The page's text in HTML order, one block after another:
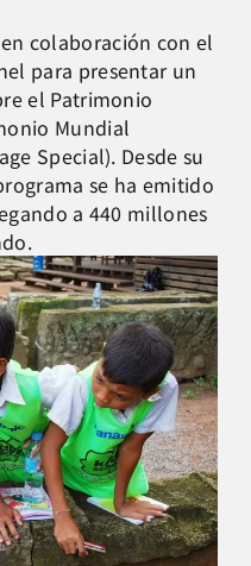
colaboración con el
para presentar un
el Patrimonio
Mundial
Special). Desde su
se ha emitido
a 440 millones